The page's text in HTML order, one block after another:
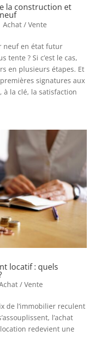
la construction et
Achat / Vente
neuf en état futur
tente ? Si c’est le cas,
en plusieurs étapes. Et
signatures aux
à la clé, la satisfaction
locatif : quels
/ Vente
de l’immobilier reculent
l’achat
redevient une